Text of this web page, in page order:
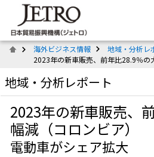
海外ビジネス情報
地域・分析レ
2023年の新車販売、前年比28.9％の
地域・分析レポート
2023年の新車販売、
幅減（コロンビア）
電動車がシェア拡大